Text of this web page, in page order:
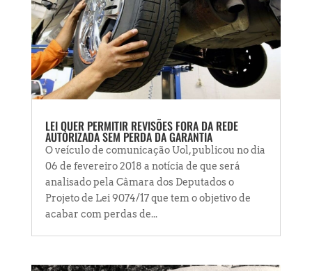
LEI QUER PERMITIR REVISÕES FORA DA REDE
AUTORIZADA SEM PERDA DA GARANTIA
O veículo de comunicação Uol, publicou no dia
06 de fevereiro 2018 a notícia de que será
analisado pela Câmara dos Deputados o
Projeto de Lei 9074/17 que tem o objetivo de
acabar com perdas de...